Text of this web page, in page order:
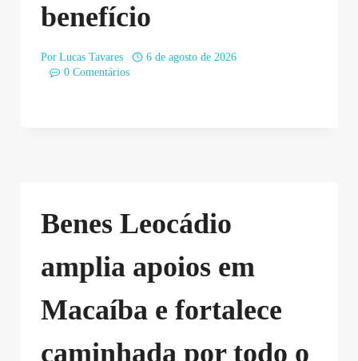
benefício
Por Lucas Tavares
6 de agosto de 2026
0 Comentários
Benes Leocádio
amplia apoios em
Macaíba e fortalece
caminhada por todo o